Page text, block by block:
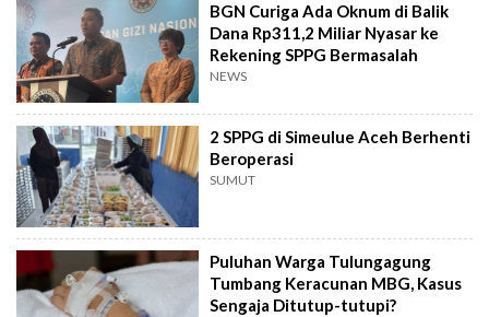
BGN Curiga Ada Oknum di Balik
Dana Rp311,2 Miliar Nyasar ke
Rekening SPPG Bermasalah
NEWS
2 SPPG di Simeulue Aceh Berhenti
Beroperasi
SUMUT
Puluhan Warga Tulungagung
Tumbang Keracunan MBG, Kasus
Sengaja Ditutup-tutupi?